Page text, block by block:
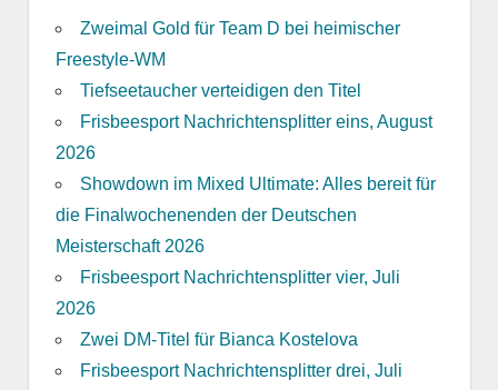
Zweimal Gold für Team D bei heimischer
Freestyle-WM
Tiefseetaucher verteidigen den Titel
Frisbeesport Nachrichtensplitter eins, August
2026
Showdown im Mixed Ultimate: Alles bereit für
die Finalwochenenden der Deutschen
Meisterschaft 2026
Frisbeesport Nachrichtensplitter vier, Juli
2026
Zwei DM-Titel für Bianca Kostelova
Frisbeesport Nachrichtensplitter drei, Juli